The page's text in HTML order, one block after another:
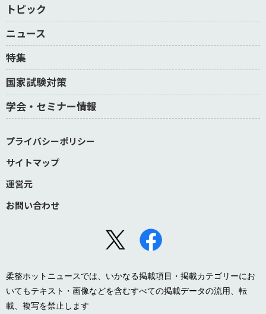
トピック
ニュース
特集
国家試験対策
学会・セミナー情報
プライバシーポリシー
サイトマップ
運営元
お問い合わせ
柔整ホットニュースでは、いかなる掲載項目・掲載カテゴリーにお
いてもテキスト・画像などを含むすべての掲載データの流用、転
載、複写を禁止します